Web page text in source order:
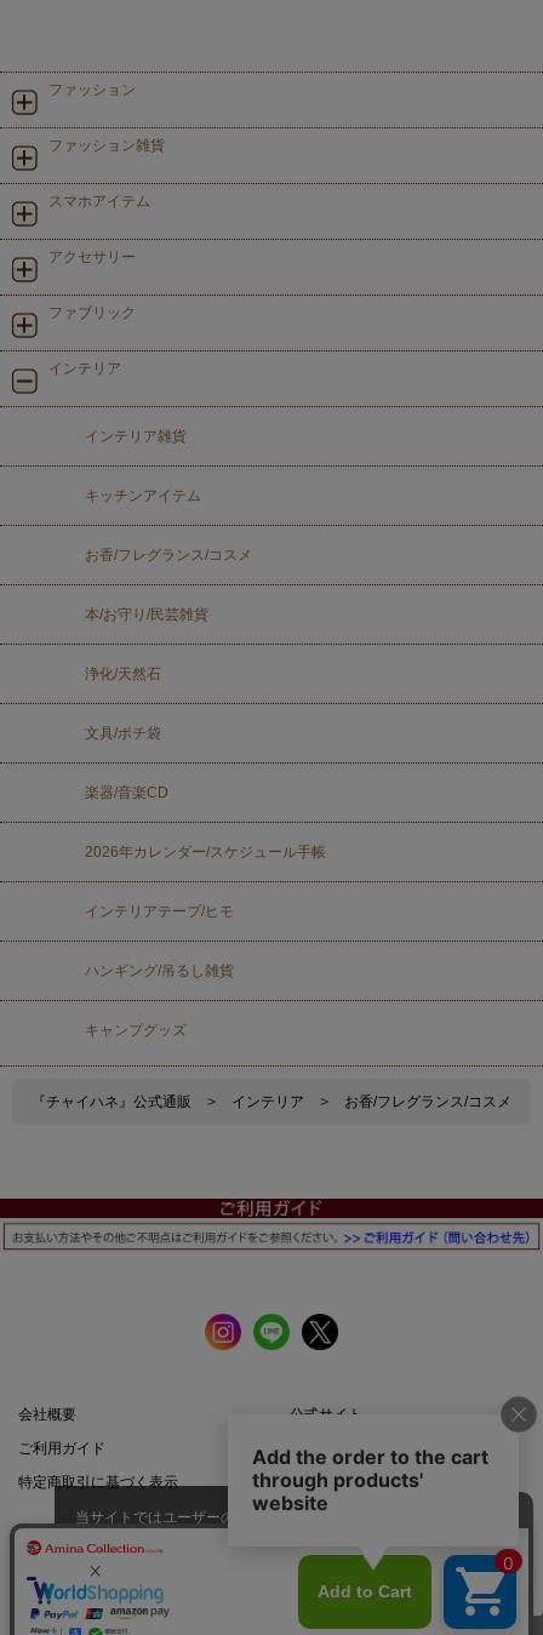
ファッション
ファッション雑貨
スマホアイテム
アクセサリー
ファブリック
インテリア
インテリア雑貨
キッチンアイテム
お香/フレグランス/コスメ
本/お守り/民芸雑貨
浄化/天然石
文具/ポチ袋
楽器/音楽CD
2026年カレンダー/スケジュール手帳
インテリアテープ/ヒモ
ハンギング/吊るし雑貨
キャンプグッズ
『チャイハネ』公式通販 > インテリア > お香/フレグランス/コスメ
会社概要
公式サイト
ご利用ガイド
店舗一覧
特定商取引に基づく表示
プライバシーポリシー
スマートフォン | PCサイト
当サイトではユーザーの利便性向